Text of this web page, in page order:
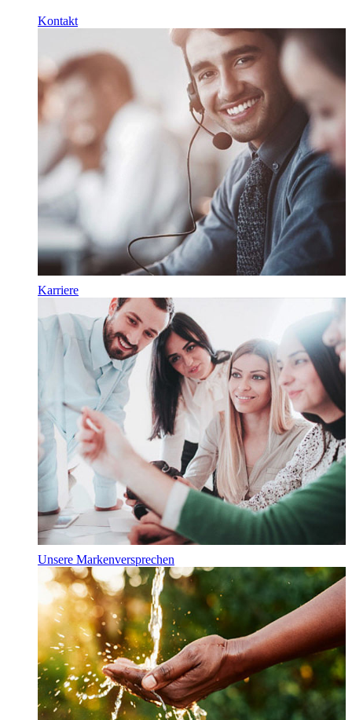
Kontakt
Karriere
Unsere Markenversprechen